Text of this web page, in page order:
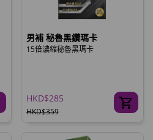
男補 秘魯黑鑽瑪卡
15倍濃縮秘魯黑瑪卡
HKD$285
HKD$359